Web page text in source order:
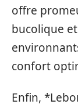
offre
bucolique
confort
Enfin,